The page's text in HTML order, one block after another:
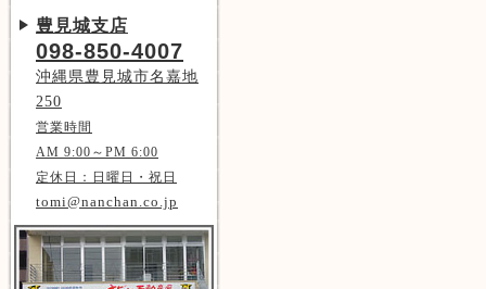
豊見城支店
098-850-4007
沖縄県豊見城市名嘉地
250
営業時間
AM 9:00～PM 6:00
定休日：日曜日・祝日
tomi@nanchan.co.jp